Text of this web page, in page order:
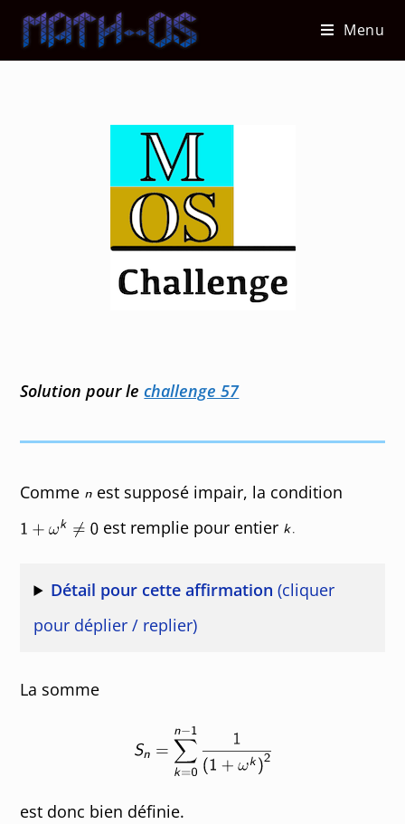
content
Menu
Solution pour lechallenge 57
Comme
est supposé impair, la condition
est remplie pour entier
Détail pour cette affirmation (cliquer
pour déplier / replier)
La somme
est donc bien définie.